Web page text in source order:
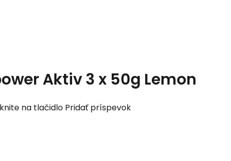
Aktiv 3 x 50g Lemon
na tlačidlo Pridať príspevok